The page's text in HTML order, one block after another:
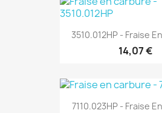
3510.012HP - Fraise
14,07 €
7110.023HP - Fraise